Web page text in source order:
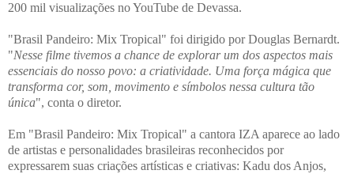
200 mil visualizações no YouTube de Devassa.
"Brasil Pandeiro: Mix Tropical" foi dirigido por Douglas Bernardt.
"Nesse filme tivemos a chance de explorar um dos aspectos mais
essenciais do nosso povo: a criatividade. Uma força mágica que
transforma cor, som, movimento e símbolos nessa cultura tão
única", conta o diretor.
Em "Brasil Pandeiro: Mix Tropical" a cantora IZA aparece ao lado
de artistas e personalidades brasileiras reconhecidos por
expressarem suas criações artísticas e criativas: Kadu dos Anjos,